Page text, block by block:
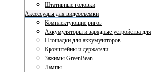
Штативные головки
Аксессуары для видеосъемки
Комплектующие ригов
Аккумуляторы и зарядные устройства
Площадки для аккумуляторов
Кронштейны и держатели
Зажимы GreenBean
Лампы